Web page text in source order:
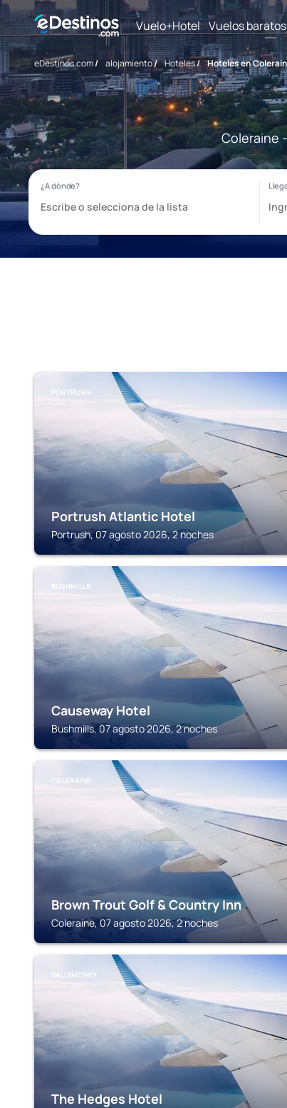
Vuelo+Hotel Vuelos baratos
eDestinos.com/ alojamiento/ Hoteles/ Hoteles en
Coleraine
PORTRUSH
Portrush Atlantic Hotel
Portrush, 07 agosto 2026, 2 noches
BUSHMILLS
Causeway Hotel
Bushmills, 07 agosto 2026, 2 noches
COLERAINE
Brown Trout Golf & Country Inn
Coleraine, 07 agosto 2026, 2 noches
BALLYMONEY
The Hedges Hotel